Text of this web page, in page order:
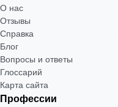
О нас
Отзывы
Справка
Блог
Вопросы и ответы
Глоссарий
Карта сайта
Профессии